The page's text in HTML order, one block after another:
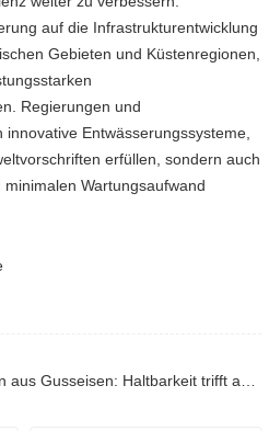
auf die Infrastrukturentwicklung
Gebieten und Küstenregionen,
Regierungen und
Entwässerungssysteme,
erfüllen, sondern auch
Wartungsaufwand
Nächste : Schachtabdeckungen aus Gusseisen: Haltbarkeit trifft auf Innovation